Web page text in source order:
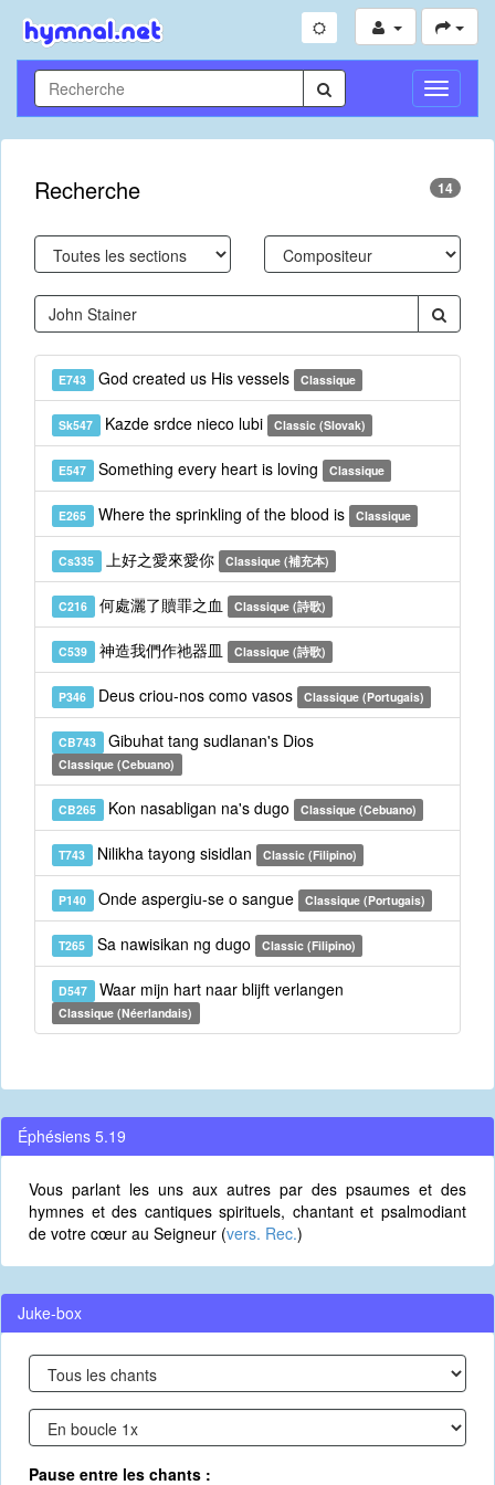
Toggle
Recherche 14
E743 God created us His vessels Classique
Sk547 Kazde srdce nieco lubi Classic (Slovak)
E547 Something every heart is loving Classique
E265 Where the sprinkling of the blood is Classique
Cs335 上好之愛來愛你 Classique (補充本)
C216 何處灑了贖罪之血 Classique (詩歌)
C539 神造我們作祂器皿 Classique (詩歌)
P346 Deus criou-nos como vasos Classique (Portugais)
CB743 Gibuhat tang sudlanan's Dios
Classique (Cebuano)
CB265 Kon nasabligan na's dugo Classique (Cebuano)
T743 Nilikha tayong sisidlan Classic (Filipino)
P140 Onde aspergiu-se o sangue Classique (Portugais)
T265 Sa nawisikan ng dugo Classic (Filipino)
D547 Waar mijn hart naar blijft verlangen
Classique (Néerlandais)
Éphésiens 5.19
Vous parlant les uns aux autres par des psaumes et des
hymnes et des cantiques spirituels, chantant et psalmodiant
de votre cœur au Seigneur (vers. Rec.)
Juke-box
Pause entre les chants :